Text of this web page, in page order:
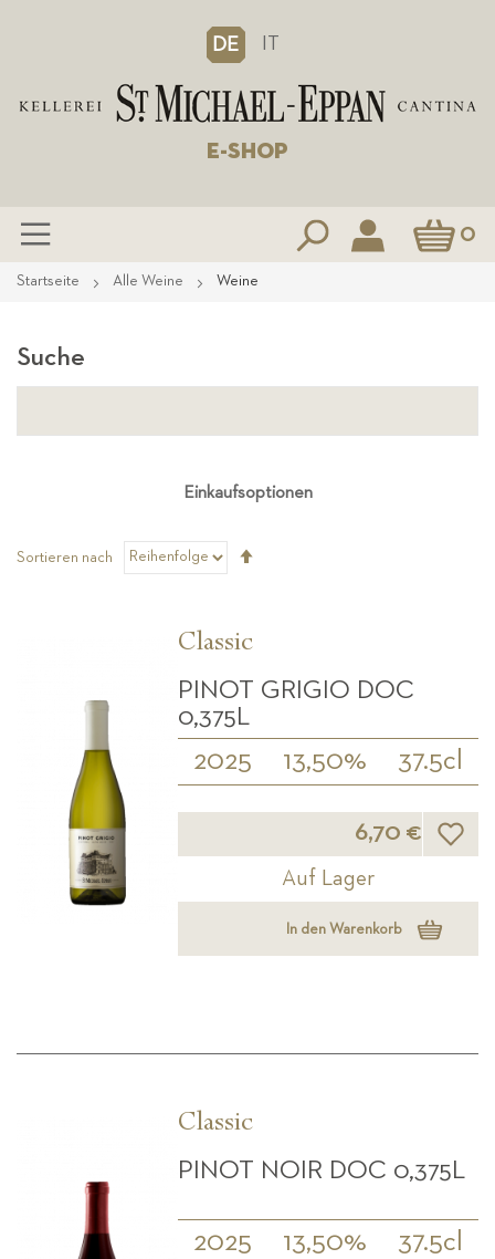
DE IT
E-SHOP
Mein 0
Zum
Startseite Alle Weine Weine
Sortieren nach
Classic
PINOT GRIGIO DOC
0,375L
2025 13,50% 37.5cl
6,70 €
Auf Lager
In den Warenkorb
Classic
PINOT NOIR DOC 0,375L
2025 13,50% 37.5cl
Suche
Einkaufsoptionen